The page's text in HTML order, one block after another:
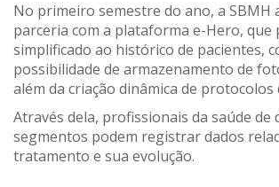
No primeiro semestre do ano, a SBMH
parceria com a plataforma e-Hero, que
simplificado ao histórico de pacientes,
possibilidade de armazenamento de
além da criação dinâmica de protocolos
Através dela, profissionais da saúde de
segmentos podem registrar dados
tratamento e sua evolução.